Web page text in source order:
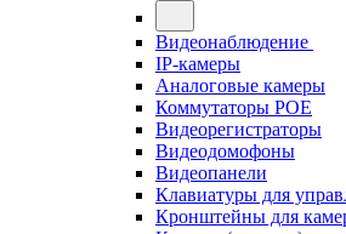
Видеонаблюдение
IP-камеры
Аналоговые камеры
Коммутаторы POE
Видеорегистраторы
Видеодомофоны
Видеопанели
Клавиатуры для
Кронштейны для